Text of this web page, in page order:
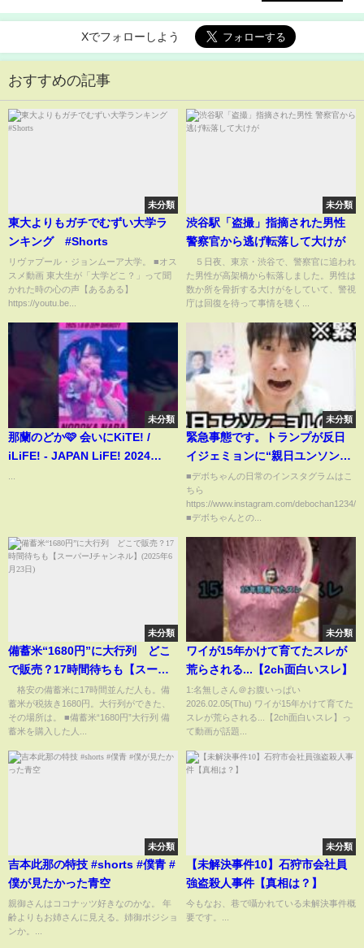
Xでフォローしよう
おすすめの記事
未分類
東大よりもガチでむずい大学ラ
ンキング #Shorts
リヴァプール・ジョンムーア大学。 ■オス
スメ動画 東大生が「大学どこ？」って聞
かれた時の心の声【あるある】
https://youtu.be...
未分類
渋谷駅「盗撮」指摘された男性
警察官から逃げ転落して大けが
５日夜、東京・渋谷で、警察官に追われ
た男性が高架橋から転落しました。男性は
数か所を骨折する大けがをしていて、警視
庁は回復を待って事情を聴く...
未分類
那蘭のどか🩷 会いにKiTE! /
iLiFE! - JAPAN LiFE! 2024
未分類
緊急事態です。トランプが反日
イジェミョンに“親日ユンソンニ
ョルを釈放しろ”と圧をかけたよ
うです
■デボちゃんの日常のインスタグラムはこ
ちら
https://www.instagram.com/debochan1234/
■デボちゃんとの...
未分類
備蓄米“1680円”に大行列 どこ
で販売？17時間待ちも【スーパ
ーJチャンネル】(2025年6月23
日)
格安の備蓄米に17時間並んだ人も。備
蓄米が税抜き1680円。大行列ができた、
その場所は。 ■備蓄米“1680円”大行列 備
蓄米を購入した人...
未分類
ワイが15年かけて育てたスレが
荒らされる...【2ch面白いスレ】
1:名無しさん＠お腹いっぱい
2026.02.05(Thu) ワイが15年かけて育てた
スレが荒らされる...【2ch面白いスレ】っ
て動画が話題...
未分類
吉本此那の特技 #shorts #僕青 #
僕が見たかった青空
親御さんはココナッツ好きなのかな。 年
齢よりもお姉さんに見える。姉御ポジショ
ンか。...
未分類
【未解決事件10】石狩市会社員
強盗殺人事件【真相は？】
今もなお、巷で囁かれている未解決事件概
要です。...